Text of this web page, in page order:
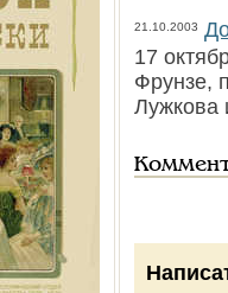
21.10.2003
17
Фрунзе,
Лужкова